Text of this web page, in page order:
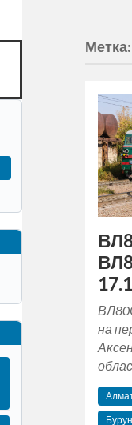
Метка:
на